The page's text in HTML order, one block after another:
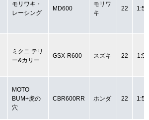
モリワキ・
レーシング
MD600
モリワ
キ
22
ミクニ テリ
ー&カリー
GSX-R600 スズキ 22
MOTO
BUM+虎の
穴
CBR600RR ホンダ 22